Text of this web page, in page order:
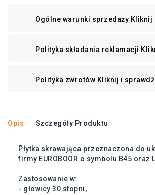
Ogólne warunki sprzedaży Kliknij
Polityka składania reklamacji
Polityka zwrotów Kliknij i
Opis Szczegóły Produktu
Płytka skrawająca przeznaczona do
firmy EUROBOOR o symbolu B45 oraz
Zastosowanie w:
- głowicy 30 stopni,